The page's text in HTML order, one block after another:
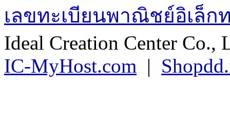
เลขทะเบียนพาณิชย์อิเล็ก
Ideal Creation Center Co.,
IC-MyHost.com |